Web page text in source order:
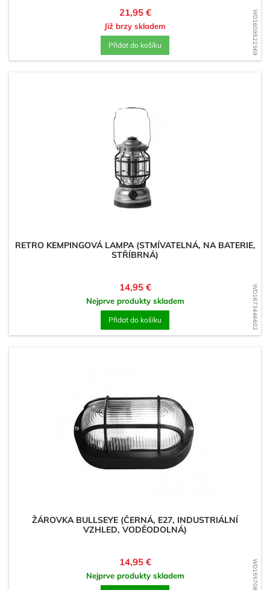
WD1609522369
Cena
21,95 €
Již brzy skladem
Přidat do košíku
WD1673446602
RETRO KEMPINGOVÁ LAMPA (STMÍVATELNÁ, NA BATERIE,
STŘÍBRNÁ)
Cena
14,95 €
Nejprve produkty skladem
Přidat do košíku
ŽÁROVKA BULLSEYE (ČERNÁ, E27, INDUSTRIÁLNÍ
VZHLED, VODĚODOLNÁ)
Cena
14,95 €
Nejprve produkty skladem